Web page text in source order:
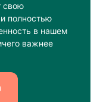
свою
полностью
в нашем
важнее